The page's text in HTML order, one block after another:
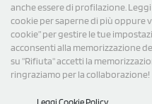
anche essere di profilazione.
cookie per saperne di più oppure
cookie” per gestire le tue
acconsenti alla memorizzazione
su "Rifiuta" accetti la
ringraziamo per la collaborazione!